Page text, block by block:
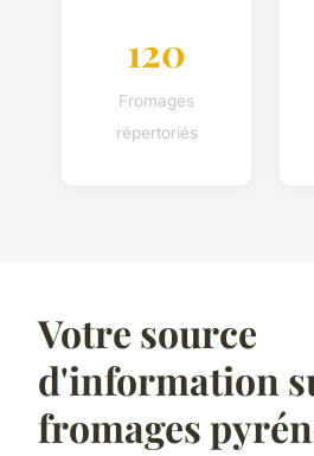
120
Fromages
répertoriés
Votre source
d'information
fromages